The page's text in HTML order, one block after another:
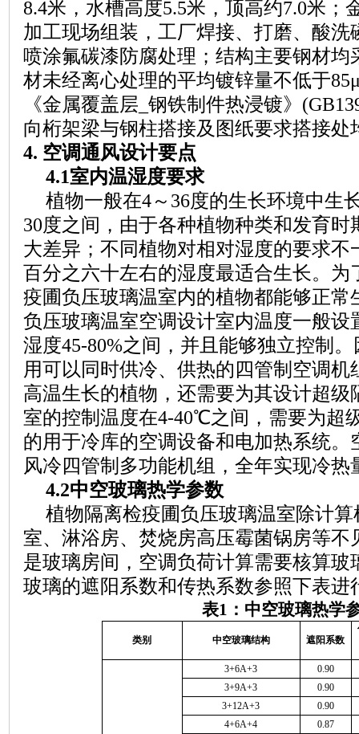
8.4米，水槽高度5.5米，顶高约7.0米；
加工现场组装，工厂焊接、打磨、酸洗
喷涂氟碳漆防腐处理；结构主要钢材均
材未经离心处理的平均镀锌量不低于
《金属覆盖层_钢铁制件热浸镀》
向桁架梁与钢柱搭接及图纸要求搭接处
4. 空调通风设计要点
4.1室内温湿度要求
植物一般在4～36度的生长环境中生
30度之间，由于各种植物种类和发育
大差异；不同植物对相对湿度的要求不
百分之六十左右的湿度最适合生长。为
疫圃负压玻璃温室内的植物都能够正常
负压玻璃温室空调设计室内温度一般
湿度45-80%之间，并且能够独立控制
用可以同时供冷、供热的四管制空调
高温生长的植物，还需要为其设计超级
室的控制温度在4-40℃之间，需要为超
的用于冷库的空调设备和电加热系统。
风冷四管制多功能机组，全年实现冷热
4.2中空玻璃热学参数
植物隔离检疫圃负压玻璃温室除计
室、淋浴房、焚烧房高压霉菌锅房等不
是玻璃房间，空调负荷计算需要核算玻
玻璃的遮阳系数和传热系数参照下表进
表1：中空玻璃热学
类别 中空玻璃结构 遮阳系数
3+6A+3
0.90
3+9A+3
0.90
3+12A+3
0.90
4+6A+4
0.87